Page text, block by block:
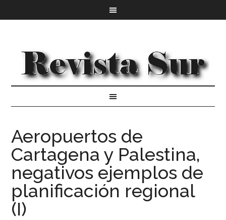
Aeropuertos de
Cartagena y Palestina,
negativos ejemplos de
planificación regional
(I)